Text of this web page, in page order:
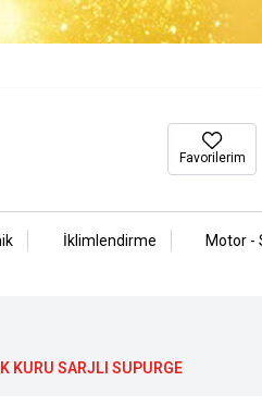
Favorilerim
İklimlendirme Motor -
KURU SARJLI SUPURGE